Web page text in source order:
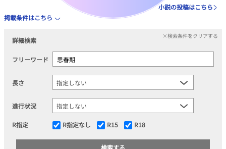
小説の投稿はこちら
掲載条件はこちら
詳細検索
×検索条件をクリアする
フリーワード
長さ
進行状況
R指定 R指定なし R15 R18